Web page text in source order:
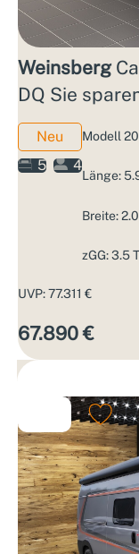
Weinsberg
DQ Sie
Neu
5
4
Modell
Länge:
Breite:
zGG: 3.5 T
UVP: 77.311 €
67.890 €